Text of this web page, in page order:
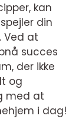
kan
din
Ved at
succes
der ikke
og
med at
i dag!